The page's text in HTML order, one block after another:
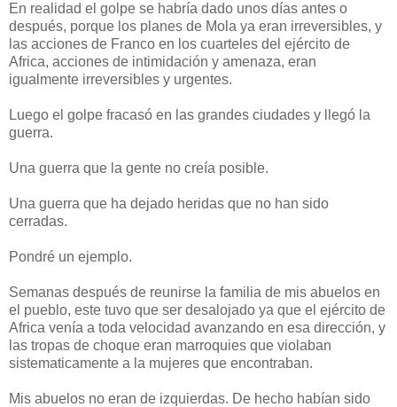
En realidad el golpe se habría dado unos días antes o
después, porque los planes de Mola ya eran irreversibles, y
las acciones de Franco en los cuarteles del ejército de
Africa, acciones de intimidación y amenaza, eran
igualmente irreversibles y urgentes.
Luego el golpe fracasó en las grandes ciudades y llegó la
guerra.
Una guerra que la gente no creía posible.
Una guerra que ha dejado heridas que no han sido
cerradas.
Pondré un ejemplo.
Semanas después de reunirse la familia de mis abuelos en
el pueblo, este tuvo que ser desalojado ya que el ejército de
Africa venía a toda velocidad avanzando en esa dirección, y
las tropas de choque eran marroquies que violaban
sistematicamente a la mujeres que encontraban.
Mis abuelos no eran de izquierdas. De hecho habían sido